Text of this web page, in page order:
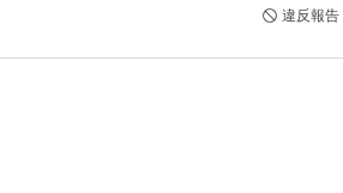
違反報告